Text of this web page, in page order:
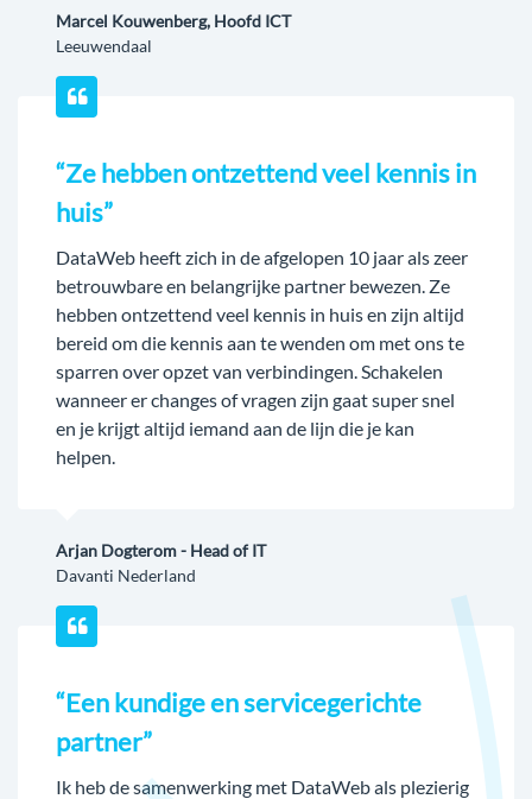
Marcel Kouwenberg, Hoofd ICT
Leeuwendaal
“Ze hebben ontzettend veel kennis in
huis”
DataWeb heeft zich in de afgelopen 10 jaar als zeer
betrouwbare en belangrijke partner bewezen. Ze
hebben ontzettend veel kennis in huis en zijn altijd
bereid om die kennis aan te wenden om met ons te
sparren over opzet van verbindingen. Schakelen
wanneer er changes of vragen zijn gaat super snel
en je krijgt altijd iemand aan de lijn die je kan
helpen.
Arjan Dogterom - Head of IT
Davanti Nederland
“Een kundige en servicegerichte
partner”
Ik heb de samenwerking met DataWeb als plezierig